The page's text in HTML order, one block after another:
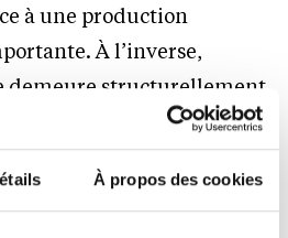
À propos des cookies
à une production
À l’inverse,
demeure structurellement
d’énergie et sort à
a déjà fragilisé sa base
Europe où les coûts de